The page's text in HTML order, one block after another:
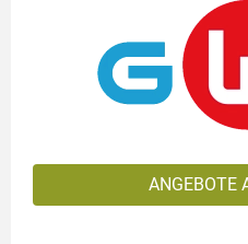
ANGEBOTE